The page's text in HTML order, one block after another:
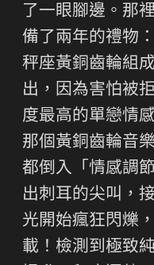
了一眼腳邊。那
備了兩年的禮物
秤座黃銅齒輪組
出，因為害怕被
度最高的單戀情
那個黃銅齒輪音
都倒入「情感調
出刺耳的尖叫，
光開始瘋狂閃爍
載！檢測到極致